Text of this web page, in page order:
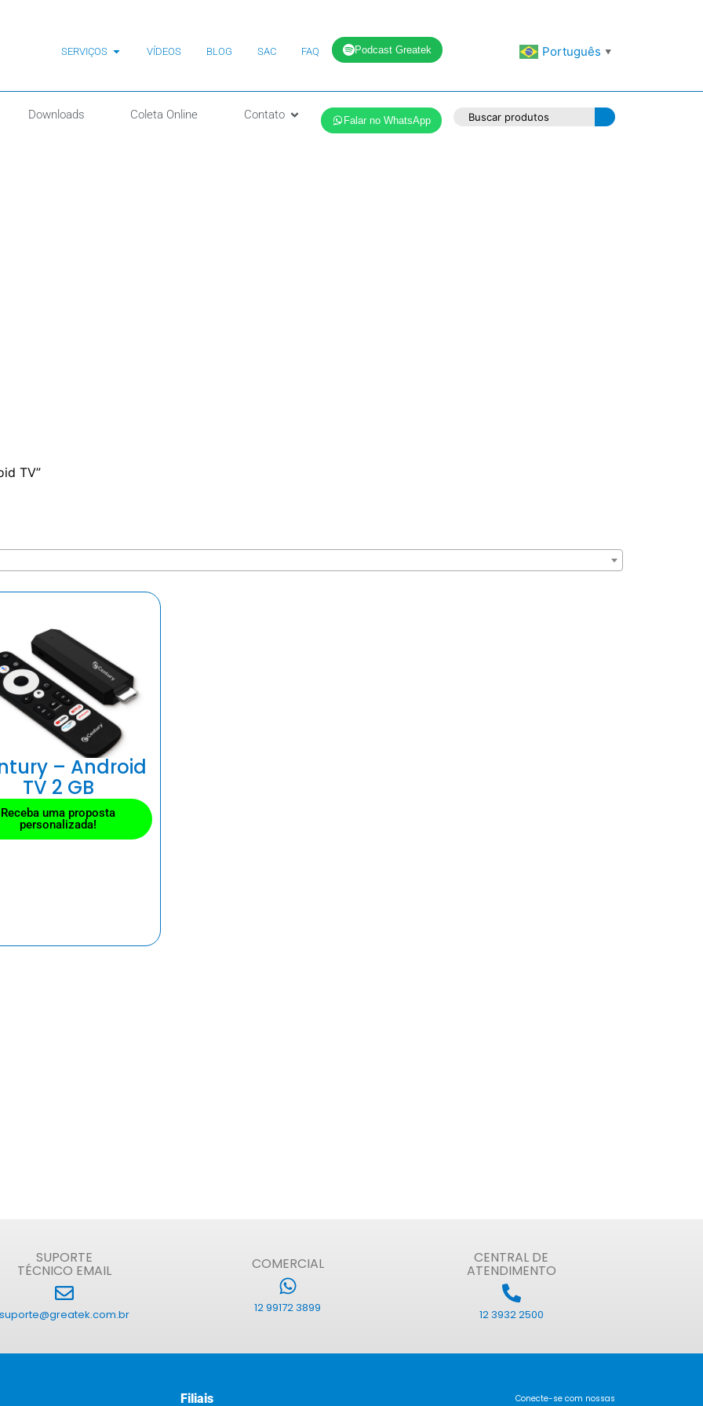
SERVIÇOS VÍDEOS BLOG SAC FAQ Podcast Greatek Português ▼
Downloads Coleta Online Contato Falar no WhatsApp
TV”
– Android
TV 2 GB
Receba uma proposta
personalizada!
SUPORTE
TÉCNICO EMAIL COMERCIAL
12 99172 3899
CENTRAL DE
ATENDIMENTO
12 3932 2500
Filiais
Conecte-se com nossas